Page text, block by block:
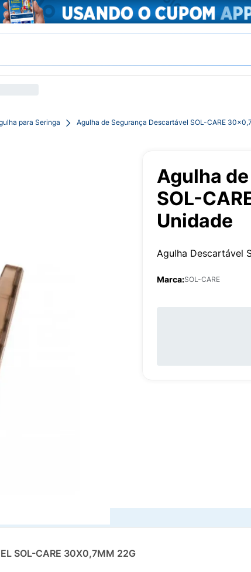
para Seringa Agulha de Segurança Descartável SOL-CARE
Agulha
SOL-
Unidade
Agulha Descartável
Marca:SOL-CARE
SOL-CARE 30X0,7MM 22G